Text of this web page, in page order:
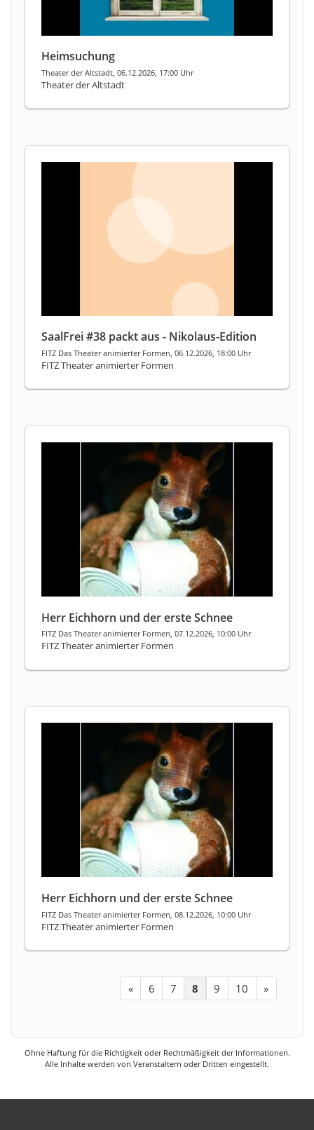
Heimsuchung
Theater der Altstadt, 06.12.2026, 17:00 Uhr
Theater der Altstadt
SaalFrei #38 packt aus - Nikolaus-Edition
FITZ Das Theater animierter Formen, 06.12.2026, 18:00 Uhr
FITZ Theater animierter Formen
Herr Eichhorn und der erste Schnee
FITZ Das Theater animierter Formen, 07.12.2026, 10:00 Uhr
FITZ Theater animierter Formen
Herr Eichhorn und der erste Schnee
FITZ Das Theater animierter Formen, 08.12.2026, 10:00 Uhr
FITZ Theater animierter Formen
« 6 7 8 9 10 »
Ohne Haftung für die Richtigkeit oder Rechtmäßigkeit der Informationen.
Alle Inhalte werden von Veranstaltern oder Dritten eingestellt.